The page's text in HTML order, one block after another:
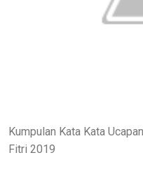
Kumpulan Kata Kata
Fitri 2019